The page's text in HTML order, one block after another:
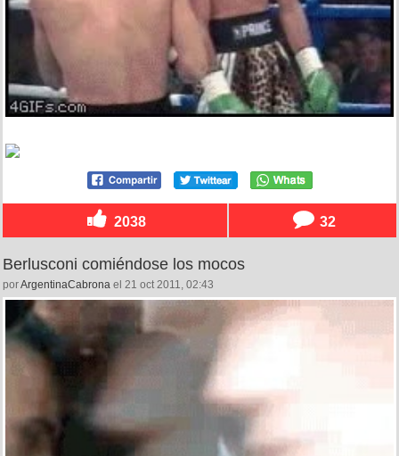
2038 32
Berlusconi comiéndose los mocos
porArgentinaCabrona el 21 oct 2011, 02:43